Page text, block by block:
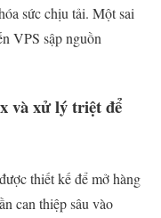
sức chịu tải. Một sai
VPS sập nguồn
và xử lý triệt để
thiết kế để mở hàng
can thiệp sâu vào